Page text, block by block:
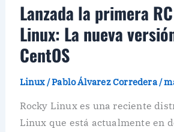
Lanzada la primera
Linux: La nueva
CentOS
Linux/Pablo Álvarez Corredera/
Rocky Linux es una reciente
Linux que está actualmente en